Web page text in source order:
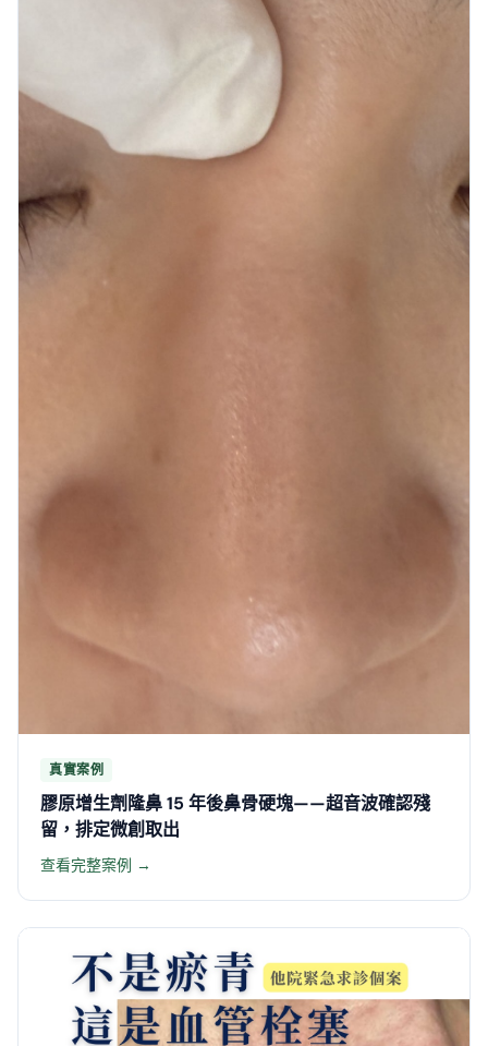
真實案例
膠原增生劑隆鼻 15 年後鼻骨硬塊——超音波確認殘
留，排定微創取出
查看完整案例 →